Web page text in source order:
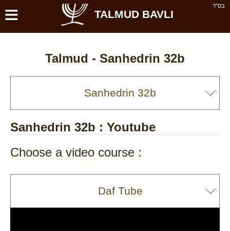
בס''ד ≡ TALMUD BAVLI
Talmud - Sanhedrin 32b
Sanhedrin 32b : Youtube
Choose a video course :